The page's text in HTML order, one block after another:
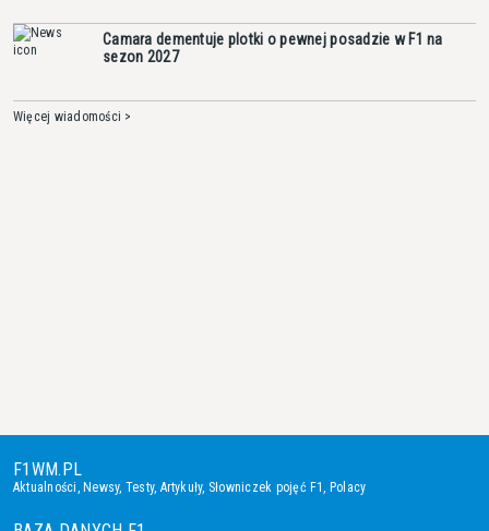
Camara dementuje plotki o pewnej posadzie w F1 na
sezon 2027
Więcej wiadomości >
F1WM.PL
Aktualności,Newsy, Testy, Artykuły, Słowniczek pojęć F1, Polacy